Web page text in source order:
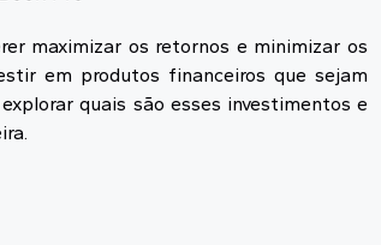
maximizar os retornos e minimizar os
em produtos financeiros que sejam
quais são esses investimentos e